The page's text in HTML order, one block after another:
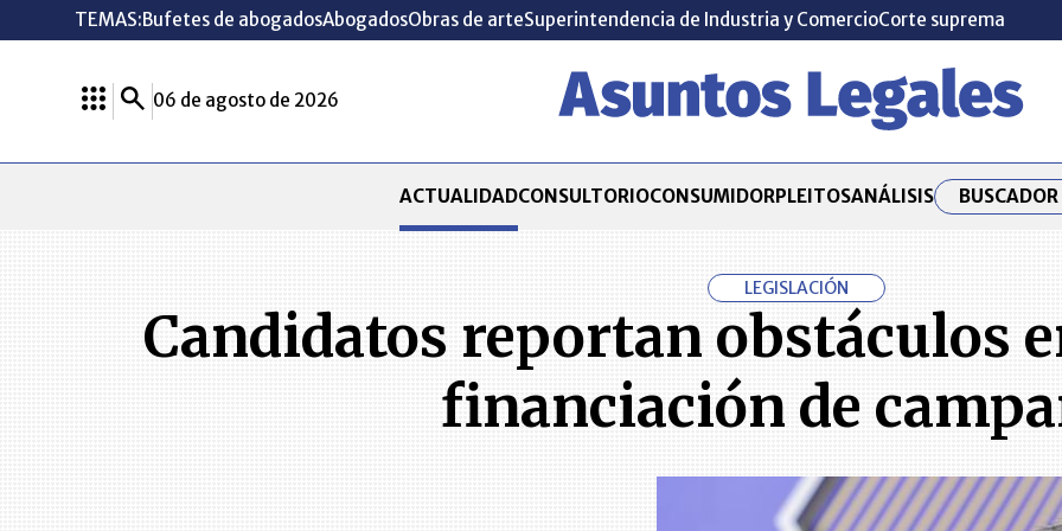
TEMAS:Bufetes de abogadosAbogadosObras de arteSuperintendencia de Industria y ComercioCorte suprema
06 de agosto de 2026
ACTUALIDADCONSULTORIOCONSUMIDORPLEITOSANÁLISIS
LEGISLACIÓN
Candidatos reportan obstáculos
financiación de